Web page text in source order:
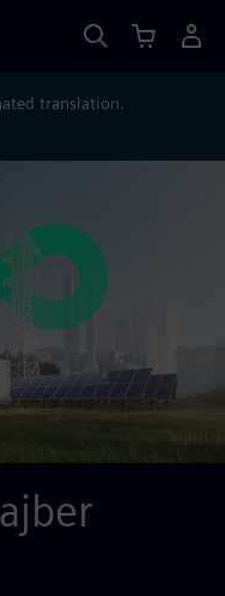
translation.